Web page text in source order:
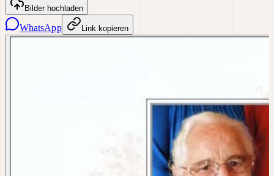
Bilder hochladen
WhatsApp Link kopieren